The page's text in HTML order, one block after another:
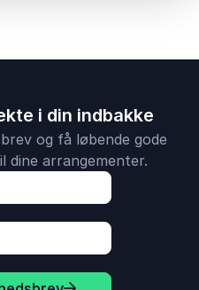
i din indbakke
og få løbende gode
dine arrangementer.